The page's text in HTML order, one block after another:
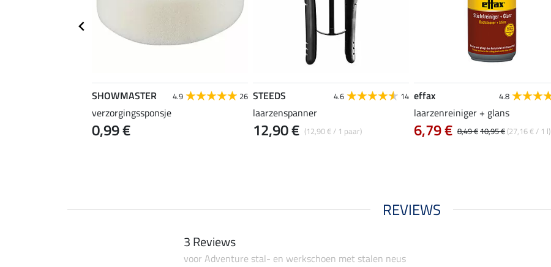
SHOWMASTER 4.9 26
verzorgingssponsje
0,99 €
STEEDS 4.6 14
laarzenspanner
(12,90 € / 1 paar)
12,90 €
effax 4.8
laarzenreiniger + glans
8,49 €10,95 € (27,16 € / 1 l)
6,79 €
REVIEWS
3 Reviews
voor Adventure stal- en werkschoen met stalen neus